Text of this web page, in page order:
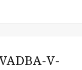
V-